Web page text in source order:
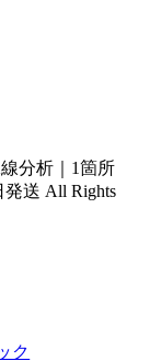
分析｜1箇所
送 All Rights
ク